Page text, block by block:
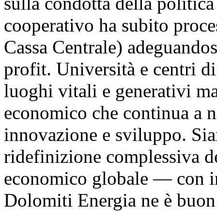
cooperativo ha subito
Cassa Centrale)
profit. Università e centri di
luoghi vitali e generativi
economico che continua a
innovazione e sviluppo.
ridefinizione complessiva
economico globale — con
Dolomiti Energia ne è